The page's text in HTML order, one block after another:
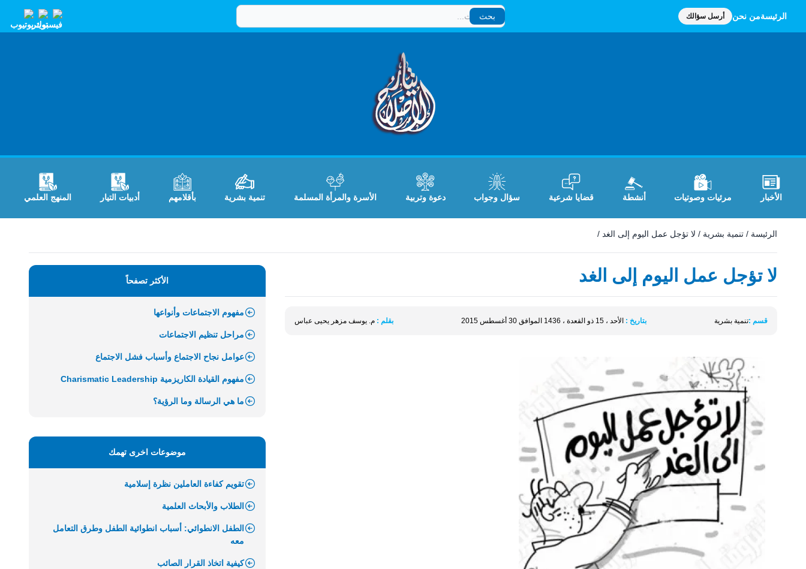
الرئيسةمن نحن أرسل سؤالك
بحث
بحث
الأخبار مرئيات وصوتيات أنشطة قضايا شرعية سؤال وجواب دعوة وتربية الأسرة والمرأة المسلمة تنمية بشرية بأقلامهم أدبيات التيار المنهج العلمي
الرئيسة / تنمية بشرية / لا تؤجل عمل اليوم إلى الغد /
لا تؤجل عمل اليوم إلى الغد
قسم :تنمية بشرية بتاريخ : الأحد ، 15 ذو القعدة ، 1436 الموافق 30 أغسطس 2015 بقلم : م. يوسف مزهر يحيى عباس
الأكثر تصفحاً
مفهوم الاجتماعات وأنواعها
مراحل تنظيم الاجتماعات
عوامل نجاح الاجتماع وأسباب فشل الاجتماع
مفهوم القيادة الكاريزمية Charismatic Leadership
ما هي الرسالة وما الرؤية؟
موضوعات اخرى تهمك
تقويم كفاءة العاملين نظرة إسلامية
الطلاب والأبحاث العلمية
الطفل الانطوائي: أسباب انطوائية الطفل وطرق التعامل
معه
كيفية اتخاذ القرار الصائب